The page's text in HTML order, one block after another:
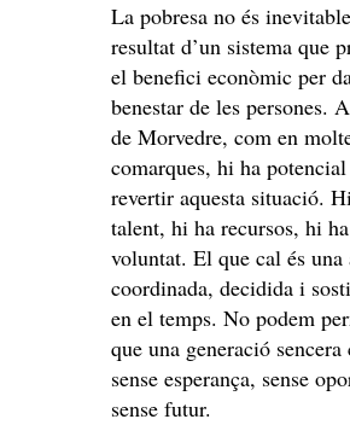
La pobresa no és
resultat d’un sistema que
el benefici econòmic per
benestar de les persones.
de Morvedre, com en
comarques, hi ha
revertir aquesta situació.
talent, hi ha recursos, hi ha
voluntat. El que cal és una
coordinada, decidida i
en el temps. No podem
que una generació sencera
sense esperança, sense
sense futur.